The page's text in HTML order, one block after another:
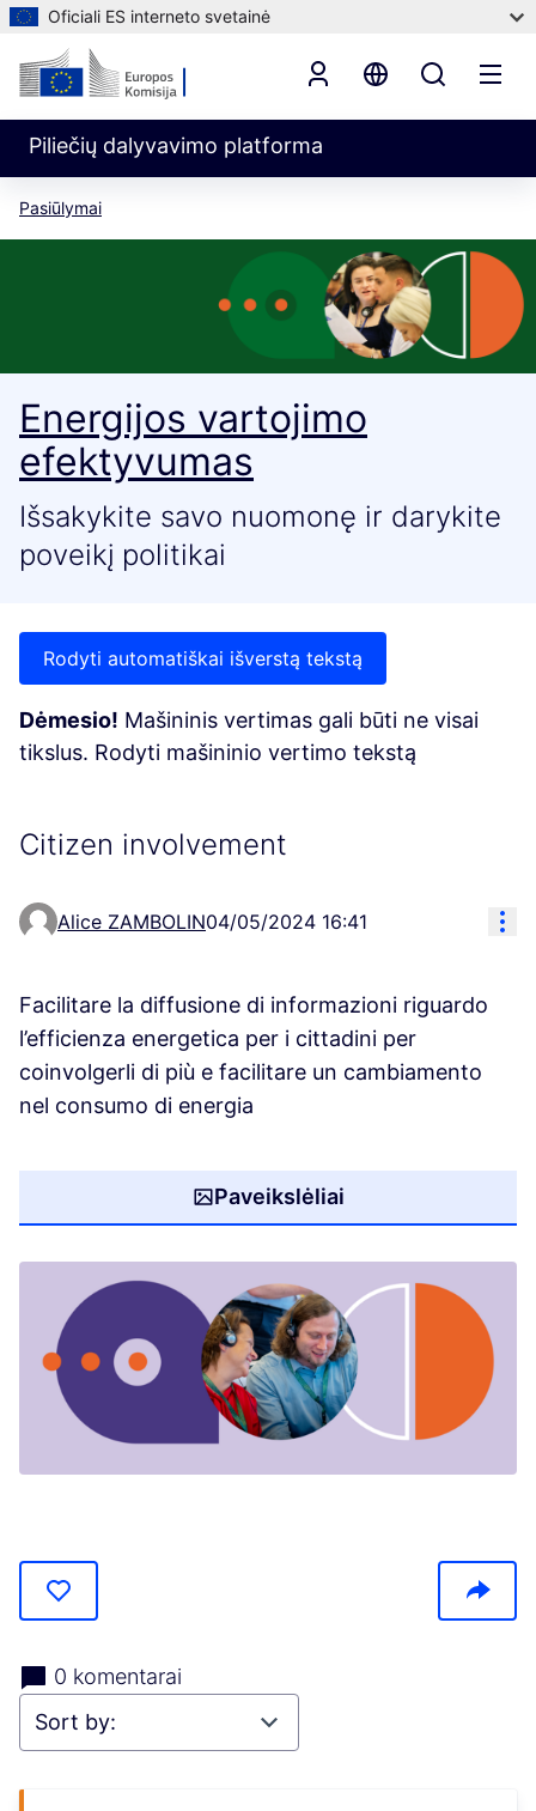
Oficiali ES interneto svetainė
Piliečių dalyvavimo platforma
Pasiūlymai
Energijos vartojimo
efektyvumas
Išsakykite savo nuomonę ir darykite
poveikį politikai
Rodyti automatiškai išverstą tekstą
Dėmesio! Mašininis vertimas gali būti ne visai
tikslus. Rodyti mašininio vertimo tekstą
Citizen involvement
Alice ZAMBOLIN04/05/2024 16:41
Facilitare la diffusione di informazioni riguardo
l’efficienza energetica per i cittadini per
coinvolgerli di più e facilitare un cambiamento
nel consumo di energia
Paveikslėliai
0 komentarai